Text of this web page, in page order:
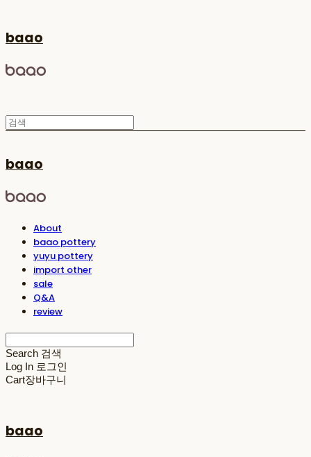
baao
baao
About
baao pottery
yuyu pottery
import other
sale
Q&A
review
Search 검색
Log In 로그인
Cart장바구니
baao